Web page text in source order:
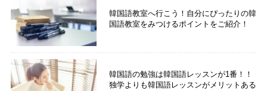
韓国語教室へ行こう！自分にぴったりの韓
国語教室をみつけるポイントをご紹介！
韓国語の勉強は韓国語レッスンが1番！！
独学よりも韓国語レッスンがメリットある